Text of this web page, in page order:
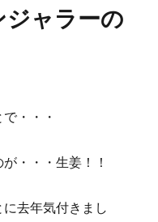
ジャラーの
・・・
・・・生姜！！
に去年気付きまし